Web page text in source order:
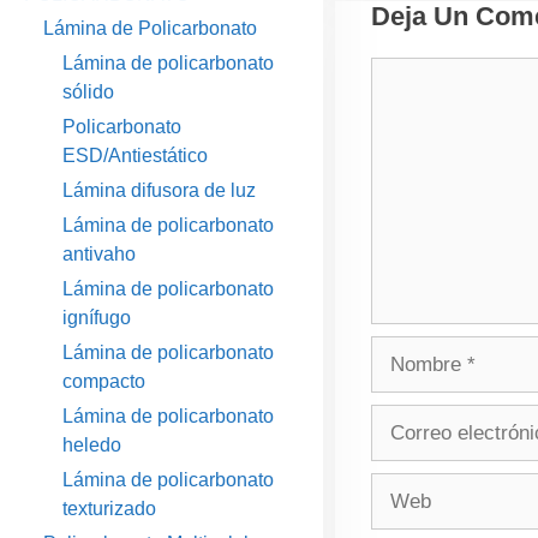
Deja Un
Lámina de Policarbonato
Lámina de policarbonato
sólido
Policarbonato
ESD/Antiestático
Lámina difusora de luz
Lámina de policarbonato
antivaho
Lámina de policarbonato
ignífugo
Lámina de policarbonato
compacto
Lámina de policarbonato
heledo
Lámina de policarbonato
texturizado